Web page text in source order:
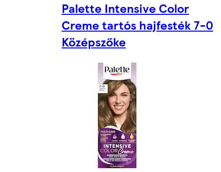
Palette Intensive Color
Creme tartós hajfesték 7-0
Középszőke